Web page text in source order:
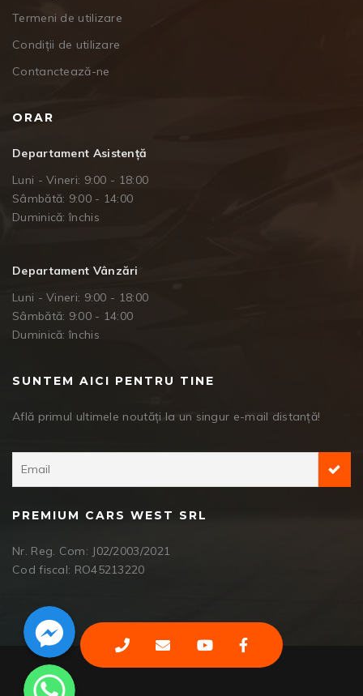
Termeni de utilizare
Condiții de utilizare
Contanctează-ne
ORAR
Departament Asistență
Luni - Vineri: 9:00 - 18:00
Sâmbătă: 9:00 - 14:00
Duminică: închis
Departament Vânzări
Luni - Vineri: 9:00 - 18:00
Sâmbătă: 9:00 - 14:00
Duminică: închis
SUNTEM AICI PENTRU TINE
Află primul ultimele noutăți la un singur e-mail distanță!
PREMIUM CARS WEST SRL
Nr. Reg. Com: J02/2003/2021
Cod fiscal: RO45213220
Facebook Messenger
WhatsApp